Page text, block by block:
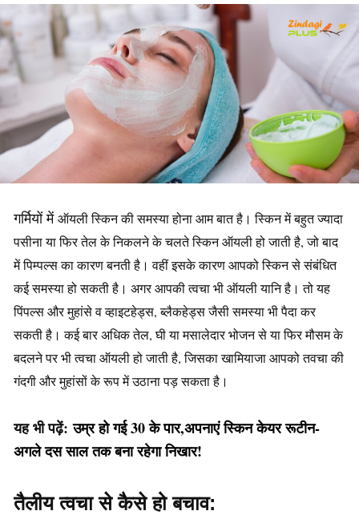
गर्मियों मेंऑयली स्किन की समस्या होना आम बात है। स्किन में बहुत ज्यादा
पसीना या फिर तेल के निकलने के चलते स्किन ऑयली हो जाती है, जो बाद
में पिम्पल्स का कारण बनती है। वहीं इसके कारण आपको स्किन से संबंधित
कई समस्या हो सकती है। अगर आपकी त्वचा भी ऑयली यानि है। तो यह
पिंपल्स और मुहांसे व व्हाइटहेड्स, ब्लैकहेड्स जैसी समस्या भी पैदा कर
सकती है। कई बार अधि‍क तेल, घी या मसालेदार भोजन से या फिर मौसम के
बदलने पर भी त्वचा ऑयली हो जाती है, जिसका खामियाजा आपको तवचा की
गंदगी और मुहांसों के रूप में उठाना पड़ सकता है।
यह भी पढ़ें:उम्र हो गई 30 के पार,अपनाएं स्किन केयर रूटीन-
अगले दस साल तक बना रहेगा निखार!
तैलीय त्वचा से कैसे हो बचाव: